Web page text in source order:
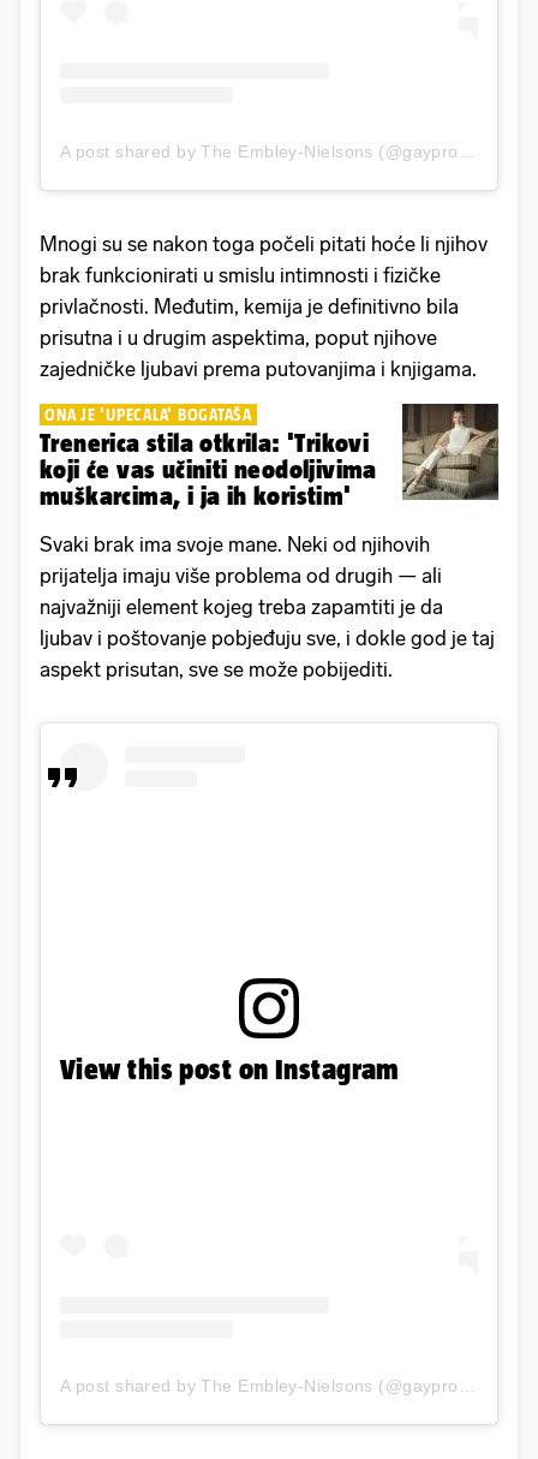
Mnogi su se nakon toga počeli pitati hoće li njihov
brak funkcionirati u smislu intimnosti i fizičke
privlačnosti. Međutim, kemija je definitivno bila
prisutna i u drugim aspektima, poput njihove
zajedničke ljubavi prema putovanjima i knjigama.
ONA JE 'UPECALA' BOGATAŠA
Trenerica stila otkrila: 'Trikovi
koji će vas učiniti neodoljivima
muškarcima, i ja ih koristim'
Svaki brak ima svoje mane. Neki od njihovih
prijatelja imaju više problema od drugih — ali
najvažniji element kojeg treba zapamtiti je da
ljubav i poštovanje pobjeđuju sve, i dokle god je taj
aspekt prisutan, sve se može pobijediti.
View this post on Instagram